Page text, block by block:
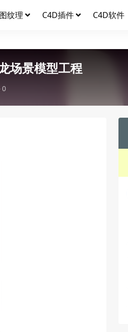
纹理 C4D插件 C4D软件
场景模型工程
0